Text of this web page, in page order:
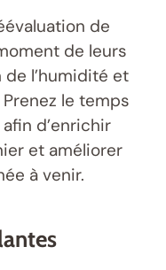
de
de leurs
l’humidité et
le temps
d’enrichir
et améliorer
à venir.